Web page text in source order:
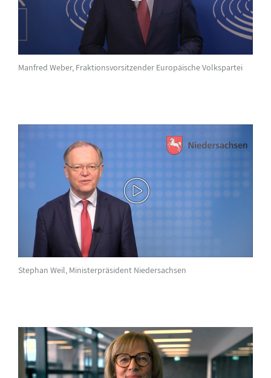
Manfred Weber, Fraktionsvorsitzender Europäische Volkspartei
Stephan Weil, Ministerpräsident Niedersachsen